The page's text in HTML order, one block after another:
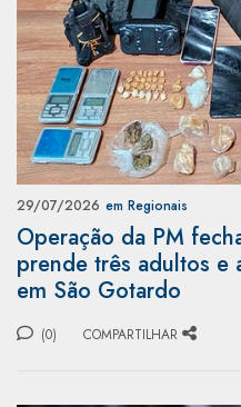
29/07/2026 em Regionais
Operação da PM
prende três adultos e
em São Gotardo
(0) COMPARTILHAR